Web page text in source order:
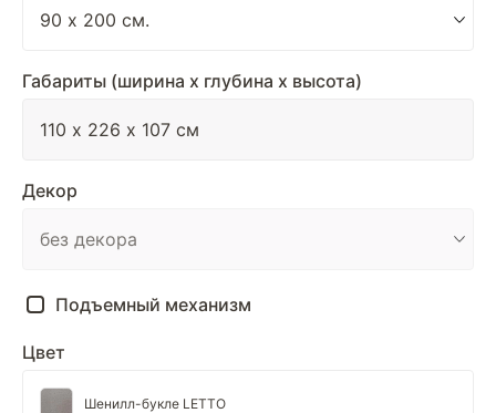
Габариты (ширина х глубина х высота)
Декор
Подъемный механизм
Цвет
Шенилл-букле LETTO